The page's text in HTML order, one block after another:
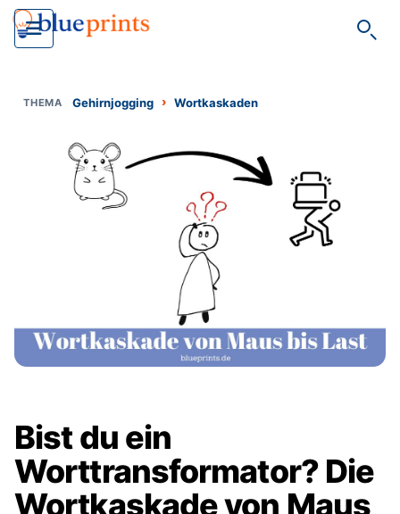
Gehirnjogging › Wortkaskaden
Bist du ein
Worttransformator? Die
Wortkaskade von Maus